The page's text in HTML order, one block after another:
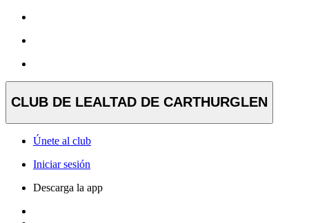
CLUB DE LEALTAD DE CARTHURGLEN
Únete al club
Iniciar sesión
Descarga la app